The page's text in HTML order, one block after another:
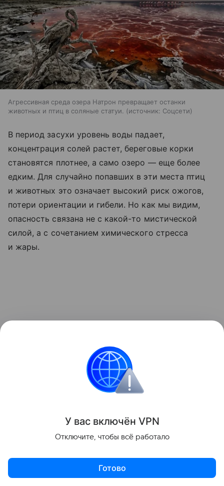
Агрессивная среда озера Натрон превращает останки
животных и птиц в соляные статуи.
источник: Соцсети
В период засухи уровень воды падает,
концентрация солей растет, береговые корки
становятся плотнее, а само озеро — еще более
едким. Для случайно попавших в эти места птиц
и животных это означает высокий риск ожогов,
потери ориентации и гибели. Но как мы видим,
опасность связана не с какой-то мистической
силой, а с сочетанием химического стресса
и жары.
Озеро Натрон — яркий пример того, как геология
и климат вместе создают экстремальную среду,
У вас включён VPN
Отключите, чтобы всё работало
Готово